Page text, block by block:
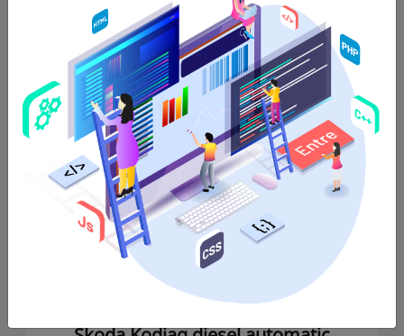
Portes, Passagères, Valises,Transmission
Automatique,Hybride,AC,Bluetooth,USB
Voir les Détails